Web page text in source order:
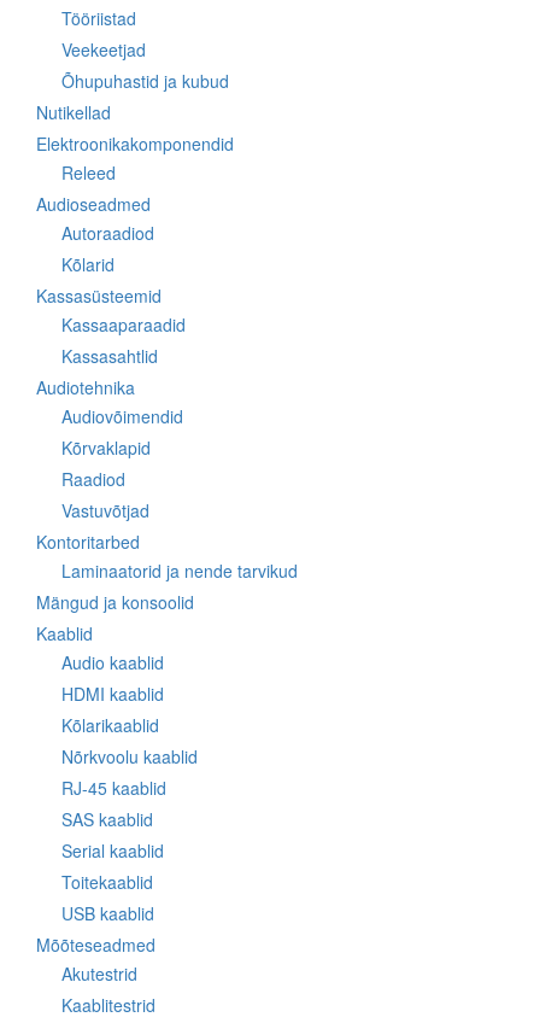
Tööriistad
Veekeetjad
Õhupuhastid ja kubud
Nutikellad
Elektroonikakomponendid
Releed
Audioseadmed
Autoraadiod
Kõlarid
Kassasüsteemid
Kassaaparaadid
Kassasahtlid
Audiotehnika
Audiovõimendid
Kõrvaklapid
Raadiod
Vastuvõtjad
Kontoritarbed
Laminaatorid ja nende tarvikud
Mängud ja konsoolid
Kaablid
Audio kaablid
HDMI kaablid
Kõlarikaablid
Nõrkvoolu kaablid
RJ-45 kaablid
SAS kaablid
Serial kaablid
Toitekaablid
USB kaablid
Mõõteseadmed
Akutestrid
Kaablitestrid